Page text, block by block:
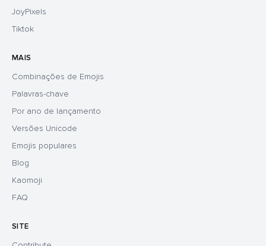
JoyPixels
Tiktok
MAIS
Combinações de Emojis
Palavras-chave
Por ano de lançamento
Versões Unicode
Emojis populares
Blog
Kaomoji
FAQ
SITE